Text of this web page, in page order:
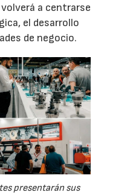
a centrarse
el desarrollo
de negocio.
presentarán sus